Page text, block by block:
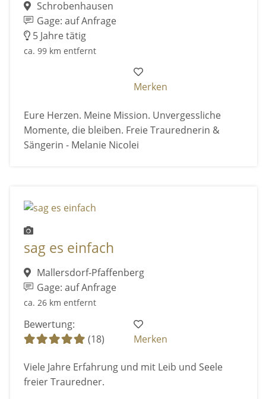
Schrobenhausen
Gage: auf Anfrage
5 Jahre tätig
ca. 99 km entfernt
Merken
Eure Herzen. Meine Mission. Unvergessliche
Momente, die bleiben. Freie Traurednerin &
Sängerin - Melanie Nicolei
sag es einfach
Mallersdorf-Pfaffenberg
Gage: auf Anfrage
ca. 26 km entfernt
Bewertung:
(18)
Merken
Viele Jahre Erfahrung und mit Leib und Seele
freier Trauredner.